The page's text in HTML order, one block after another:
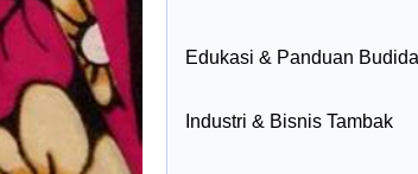
Edukasi & Panduan
Industri & Bisnis Tambak